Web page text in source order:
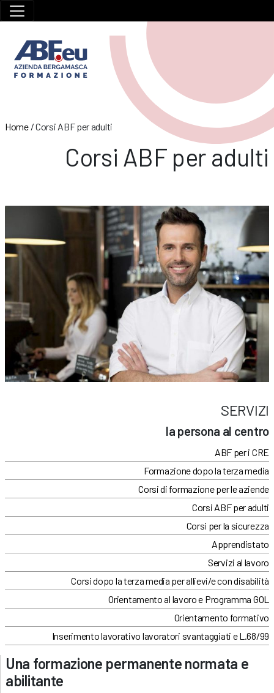
Home/Corsi ABF per adulti
Corsi ABF per adulti
SERVIZI
la persona al centro
ABF per i CRE
Formazione dopo la terza media
Corsi di formazione per le aziende
Corsi ABF per adulti
Corsi per la sicurezza
Apprendistato
Servizi al lavoro
Corsi dopo la terza media per allievi/e con disabilità
Orientamento al lavoro e Programma GOL
Orientamento formativo
Inserimento lavorativo lavoratori svantaggiati e L.68/99
Una formazione permanente normata e
abilitante